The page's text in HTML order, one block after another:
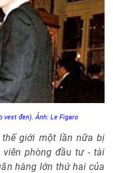
vest đen). Ảnh: Le Figaro
thế giới một lần nữa bị
viên phòng đầu tư - tài
hàng lớn thứ hai của